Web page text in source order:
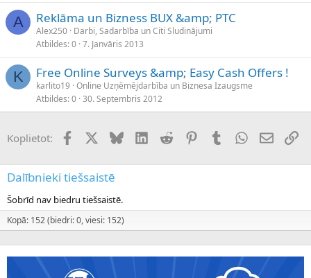
A Reklāma un Bizness BUX &amp; PTC
Alex250 Darbi, Sadarbība un Citi Sludinājumi
Atbildes 0 7. Janvāris 2013
K Free Online Surveys &amp; Easy Cash Offers !
karlito19 Online Uzņēmējdarbība un Biznesa Izaugsme
Atbildes 0 30. Septembris 2012
Koplietot: FacebookX (Twitter)
BlueskyLinkedInReddit PinterestTumblrWhatsApp
E-pasts
Dalībnieki tiešsaistē
Šobrīd nav biedru tiešsaistē.
Kopā: 152 (biedri: 0, viesi: 152)